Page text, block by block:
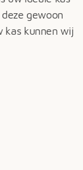
gewoon
kas kunnen wij